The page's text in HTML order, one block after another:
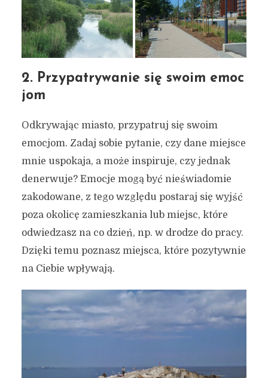
2. Przypatrywanie się swoim emoc
jom
Odkrywając miasto, przypatruj się swoim
emocjom. Zadaj sobie pytanie, czy dane miejsce
mnie uspokaja, a może inspiruje, czy jednak
denerwuje? Emocje mogą być nieświadomie
zakodowane, z tego względu postaraj się wyjść
poza okolicę zamieszkania lub miejsc, które
odwiedzasz na co dzień, np. w drodze do pracy.
Dzięki temu poznasz miejsca, które pozytywnie
na Ciebie wpływają.